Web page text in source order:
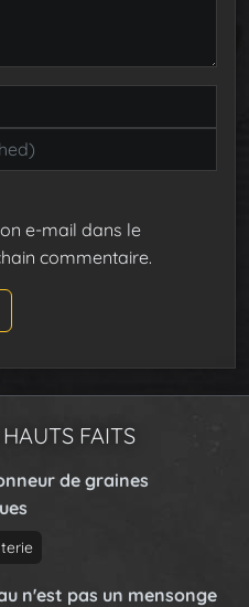
e-mail dans le
commentaire.
FAITS
de graines
n'est pas un mensonge